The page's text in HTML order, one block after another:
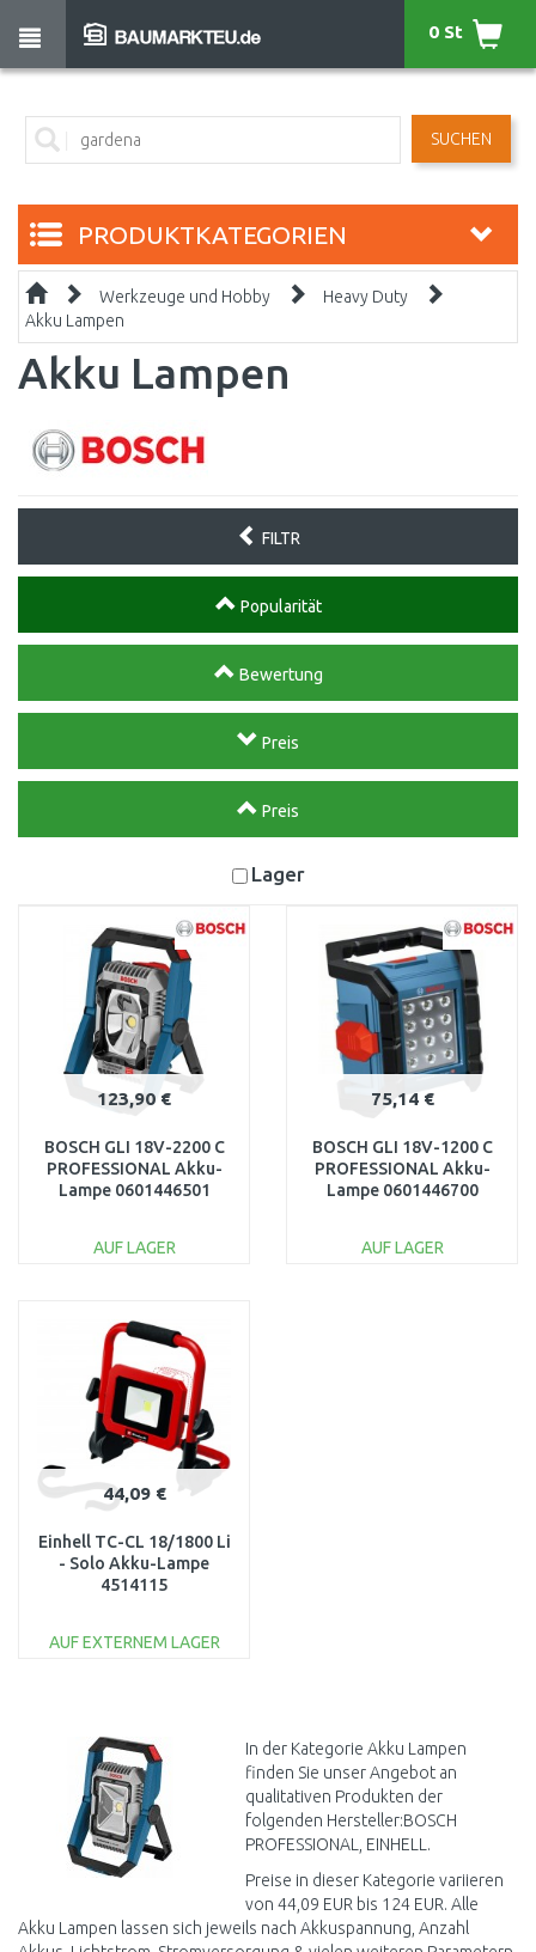
SUCHEN
0 St
PRODUKTKATEGORIEN
Werkzeuge und Hobby
Heavy Duty
Akku Lampen
Akku Lampen
FILTR
Popularität
Bewertung
Preis
Preis
Lager
123,90 €
BOSCH GLI 18V-2200 C
PROFESSIONAL Akku-
Lampe 0601446501
AUF LAGER
Vergleichen
75,14 €
BOSCH GLI 18V-1200 C
PROFESSIONAL Akku-
Lampe 0601446700
AUF LAGER
44,09 €
Einhell TC-CL 18/1800 Li
- Solo Akku-Lampe
4514115
AUF EXTERNEM LAGER
Vergleichen
In der Kategorie Akku Lampen
finden Sie unser Angebot an
qualitativen Produkten der
folgenden Hersteller:BOSCH
PROFESSIONAL, EINHELL.
Preise in dieser Kategorie variieren
von 44,09 EUR bis 124 EUR. Alle
Akku Lampen lassen sich jeweils nach Akkuspannung, Anzahl